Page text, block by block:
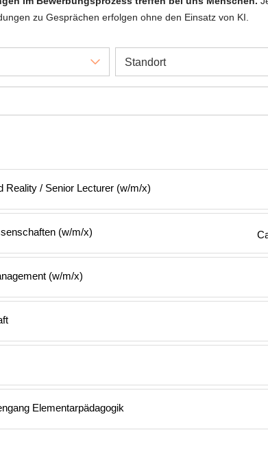
zu Gesprächen erfolgen ohne den Einsatz von KI.
Standort
Reality / Senior Lecturer (w/m/x)
(w/m/x)
(w/m/x)
Elementarpädagogik